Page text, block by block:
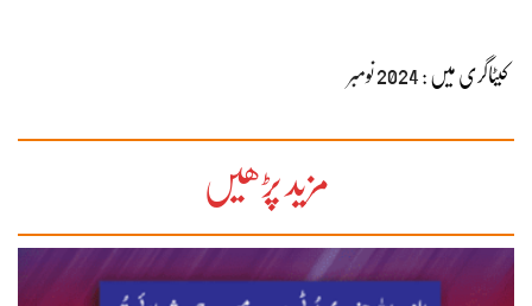
کیٹاگری میں : 2024 نومبر
مزید پڑھیں